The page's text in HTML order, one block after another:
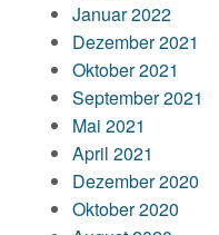
Januar 2022
Dezember 2021
Oktober 2021
September 2021
Mai 2021
April 2021
Dezember 2020
Oktober 2020